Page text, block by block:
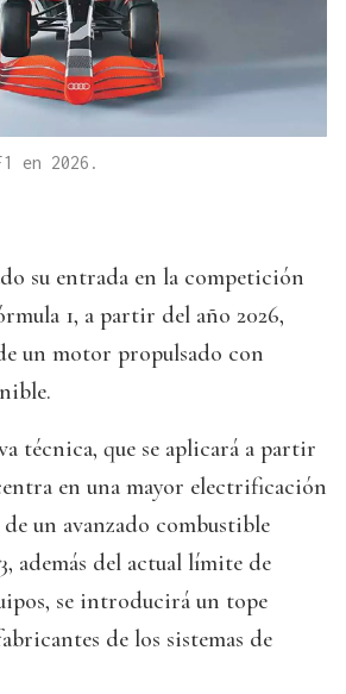
en 2026.
su entrada en la competición
1, a partir del año 2026,
un motor propulsado con
técnica, que se aplicará a partir
en una mayor electrificación
un avanzado combustible
además del actual límite de
se introducirá un tope
de los sistemas de